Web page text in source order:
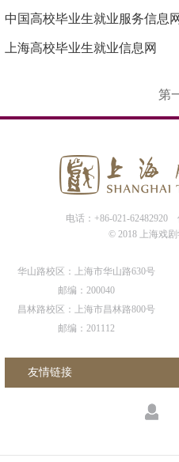
中国高校毕业生就业服务信息网
上海高校毕业生就业信息网
第
电话：+86-021-62482920
© 2018 上海戏
华山路校区：上海市华山路630号
邮编：200040
昌林路校区：上海市昌林路800号
邮编：201112
友情链接